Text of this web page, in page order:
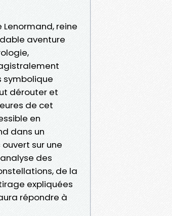
reine
aventure
symbolique
dérouter et
de cet
en
dans un
sur une
des
de la
expliquées
répondre à